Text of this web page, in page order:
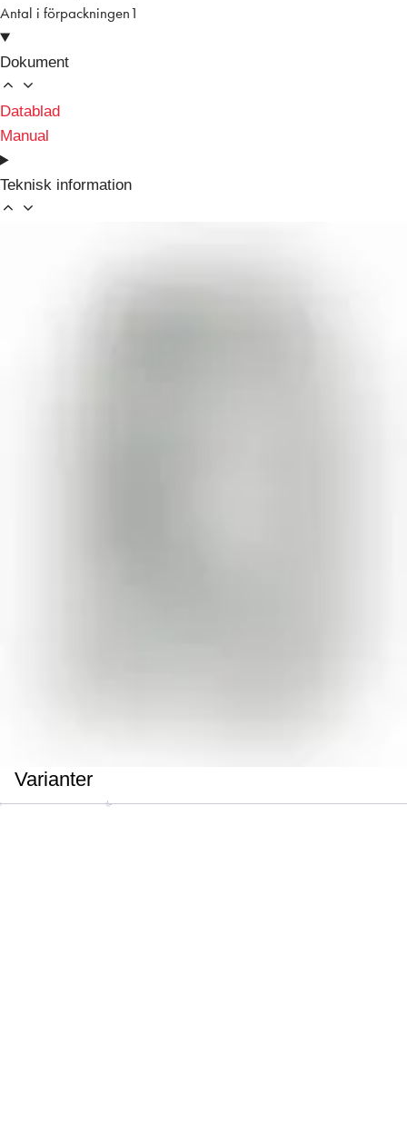
Antal i förpackningen 1
Dokument
Datablad
Manual
Teknisk information
Varianter